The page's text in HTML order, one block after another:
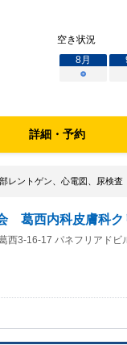
空き状況
8月
○
詳細・予約
レントゲン、心電図、尿検査
葛西内科皮膚科ク
西3-16-17 パネフリアドビ